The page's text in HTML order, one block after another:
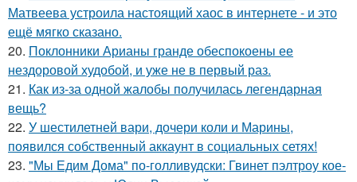
Матвеева устроила настоящий хаос в интернете - и это
ещё мягко сказано.
20. Поклонники Арианы гранде обеспокоены ее
нездоровой худобой, и уже не в первый раз.
21. Как из-за одной жалобы получилась легендарная
вещь?
22. У шестилетней вари, дочери коли и Марины,
появился собственный аккаунт в социальных сетях!
23. "Мы Едим Дома" по-голливудски: Гвинет пэлтроу кое-